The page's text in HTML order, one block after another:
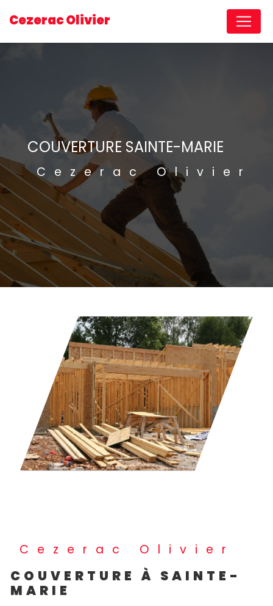
Cezerac Olivier
COUVERTURE SAINTE-MARIE
Cezerac Olivier
Cezerac Olivier
COUVERTURE À SAINTE-
MARIE